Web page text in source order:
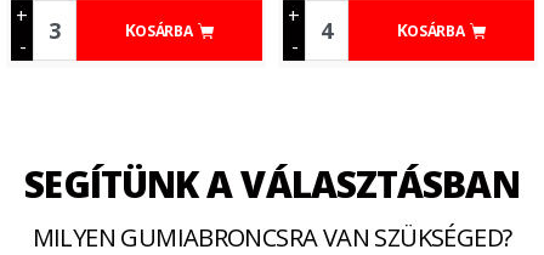
+
-
KOSÁRBA
+
-
KOSÁRBA
SEGÍTÜNK A VÁLASZTÁSBAN
MILYEN GUMIABRONCSRA VAN SZÜKSÉGED?